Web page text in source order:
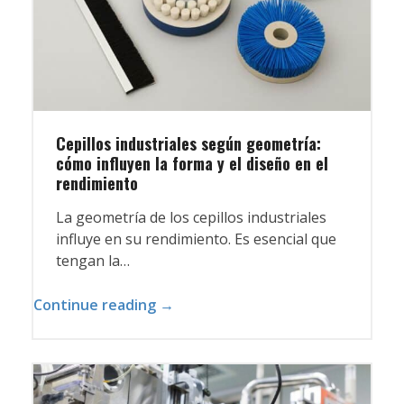
Cepillos industriales según geometría:
cómo influyen la forma y el diseño en el
rendimiento
La geometría de los cepillos industriales
influye en su rendimiento. Es esencial que
tengan la…
Continue reading →